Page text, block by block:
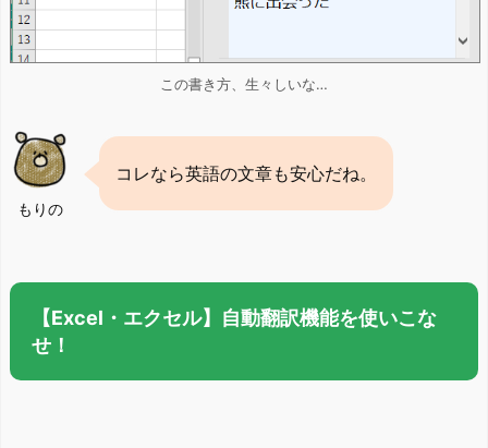
この書き方、生々しいな…
もりの
コレなら英語の文章も安心だね。
【Excel・エクセル】自動翻訳機能を使いこな
せ！